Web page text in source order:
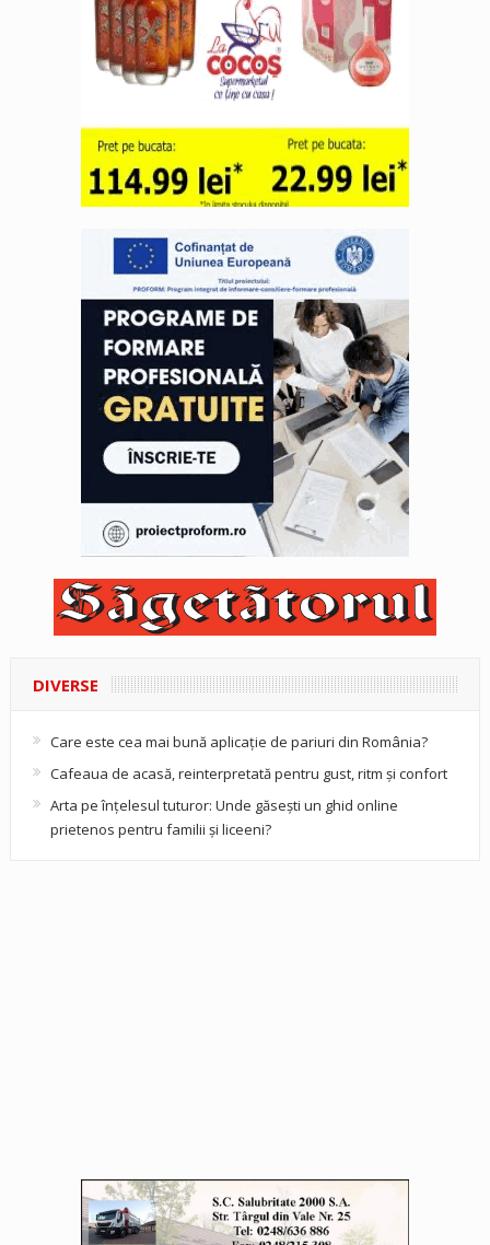
DIVERSE
Care este cea mai bună aplicație de pariuri din România?
Cafeaua de acasă, reinterpretată pentru gust, ritm și confort
Arta pe înțelesul tuturor: Unde găsești un ghid online
prietenos pentru familii și liceeni?